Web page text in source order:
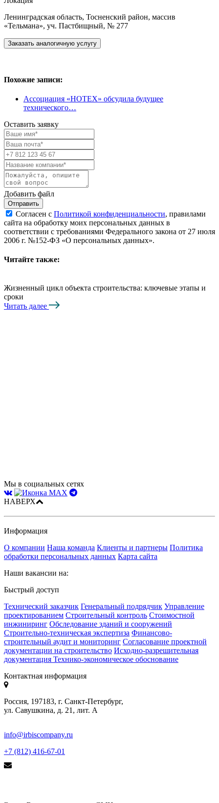
Ленинградская область, Тосненский район, массив
«Тельмана», уч. Пастбищный, № 277
Заказать аналогичную услугу
Похожие записи:
Ассоциация «НОТЕХ» обсудила будущее
технического…
Оставить заявку
Добавить файл
Отправить
Согласен с Политикой конфиденциальности, правилами
сайта на обработку моих персональных данных в
соответствии с требованиями Федерального закона от 27 июля
2006 г. №152-ФЗ «О персональных данных».
Читайте также:
Жизненный цикл объекта строительства: ключевые этапы и
сроки
Читать далее
Мы в социальных сетях
НАВЕРХ
Информация
О компании Наша команда Клиенты и партнеры Политика
обработки персональных данных Карта сайта
Наши вакансии на:
Быстрый доступ
Технический заказчик Генеральный подрядчик Управление
проектированием Строительный контроль Стоимостной
инжиниринг Обследование зданий и сооружений
Строительно-техническая экспертиза Финансово-
строительный аудит и мониторинг Согласование проектной
документации на строительство Исходно-разрешительная
документация Технико-экономическое обоснование
Контактная информация
Россия, 197183, г. Санкт-Петербург,
ул. Савушкина, д. 21, лит. А
info@irbiscompany.ru
+7 (812) 416-67-01